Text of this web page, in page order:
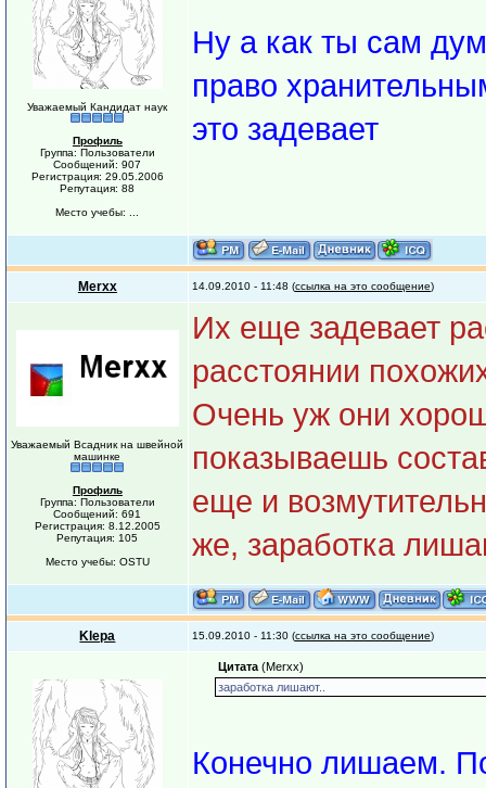
Уважаемый Кандидат наук
Профиль
Группа: Пользователи
Сообщений: 907
Регистрация: 29.05.2006
Репутация: 88
Место учебы: ...
Ну а как ты сам
право
это задевает
Merxx 14.09.2010 - 11:48 (ссылка на это сообщение)
Уважаемый Всадник на швейной
машинке
Профиль
Группа: Пользователи
Сообщений: 691
Регистрация: 8.12.2005
Репутация: 105
Место учебы: OSTU
Их еще задевает
расстоянии
Очень уж они
показываешь
еще и
же, заработка
Klepa 15.09.2010 - 11:30 (ссылка на это сообщение)
Цитата(Merxx)
заработка лишают..
Конечно лишаем.